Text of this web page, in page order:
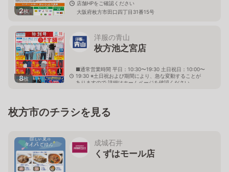
2枚
店舗HPをご確認ください
大阪府枚方市田口四丁目31番15号
8枚
洋服の青山
枚方池之宮店
■通常営業時間 平日：10:30〜19:30 土日祝日：10:00〜
19:30 ※土日祝および期間により、急な変動することが
ありますので 詳細はホームページを確認ください
枚方市のチラシを見る
成城石井
くずはモール店